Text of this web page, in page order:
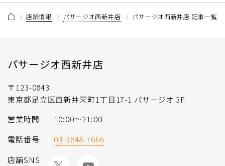
店舗情報 パサージオ西新井店 パサージオ西新井店 記事一覧
パサージオ西新井店
〒123-0843
東京都足立区西新井栄町1丁目17-1 パサージオ 3F
営業時間
10:00〜21:00
電話番号
03-3848-7666
店舗SNS